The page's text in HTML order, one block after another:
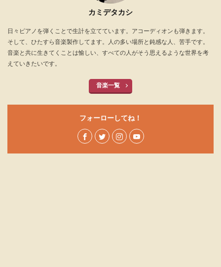
カミデタカシ
日々ピアノを弾くことで生計を立てています。アコーディオンも弾きます。
そして、ひたすら音楽製作してます。人の多い場所と鈍感な人、苦手です。
音楽と共に生きてくことは愉しい、すべての人がそう思えるような世界を考
えていきたいです。
音楽一覧
フォーローしてね！